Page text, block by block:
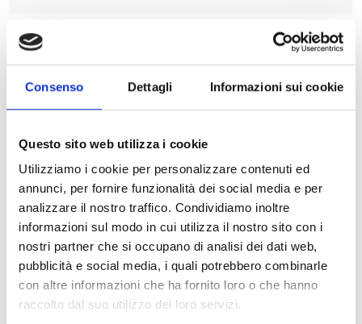
Consenso Dettagli Informazioni sui cookie
Questo sito web utilizza i cookie
Utilizziamo i cookie per personalizzare contenuti ed
annunci, per fornire funzionalità dei social media e per
analizzare il nostro traffico. Condividiamo inoltre
informazioni sul modo in cui utilizza il nostro sito con i
nostri partner che si occupano di analisi dei dati web,
pubblicità e social media, i quali potrebbero combinarle
con altre informazioni che ha fornito loro o che hanno
raccolto dal suo utilizzo dei loro servizi.
Spesso per realizzare questa soluzione si usa lo stesso filo in
acciaio utilizzato per esempio per i ganci degli apparecchi,
con un diametro molto sottile, e modellato a mano; tuttavia, la
modellazione richiede tempo e ottima manualità epuò essere
Laser Melting
La produzione in Laser Melting garantisce non solo un risultato
diqualità, ma anche un’aderenza ottimale: grazie alla
modellatura al CAD si ottiene un filo ortodontico su misura e
perfettamente adatto alla dentatura, riducendo al contempo
l’ingombro e aumentando il confort per il paziente.
Barra lineare ridotta